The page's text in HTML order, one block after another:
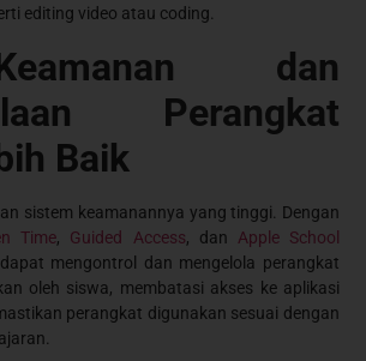
editing video atau coding.
dan
Perangkat
Baik
sistem keamanannya yang tinggi. Dengan
Time, Guided Access, dan Apple School
mengontrol dan mengelola perangkat
oleh siswa, membatasi akses ke aplikasi
perangkat digunakan sesuai dengan